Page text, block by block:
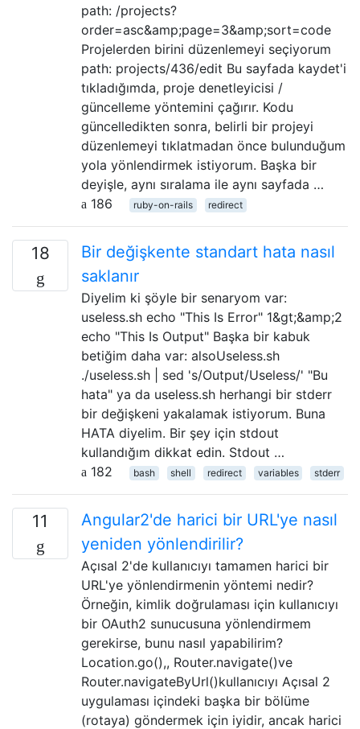
path: /projects?
order=asc&amp;page=3&amp;sort=code
Projelerden birini düzenlemeyi seçiyorum
path: projects/436/edit Bu sayfada kaydet'i
tıkladığımda, proje denetleyicisi /
güncelleme yöntemini çağırır. Kodu
güncelledikten sonra, belirli bir projeyi
düzenlemeyi tıklatmadan önce bulunduğum
yola yönlendirmek istiyorum. Başka bir
deyişle, aynı sıralama ile aynı sayfada …
186
ruby-on-rails redirect
18
Bir değişkente standart hata nasıl
saklanır
Diyelim ki şöyle bir senaryom var:
useless.sh echo "This Is Error" 1&gt;&amp;2
echo "This Is Output" Başka bir kabuk
betiğim daha var: alsoUseless.sh
./useless.sh | sed 's/Output/Useless/' "Bu
hata" ya da useless.sh herhangi bir stderr
bir değişkeni yakalamak istiyorum. Buna
HATA diyelim. Bir şey için stdout
kullandığım dikkat edin. Stdout …
182
bash shell redirect variables stderr
11
Angular2'de harici bir URL'ye nasıl
yeniden yönlendirilir?
Açısal 2'de kullanıcıyı tamamen harici bir
URL'ye yönlendirmenin yöntemi nedir?
Örneğin, kimlik doğrulaması için kullanıcıyı
bir OAuth2 sunucusuna yönlendirmem
gerekirse, bunu nasıl yapabilirim?
Location.go(),, Router.navigate()ve
Router.navigateByUrl()kullanıcıyı Açısal 2
uygulaması içindeki başka bir bölüme
(rotaya) göndermek için iyidir, ancak harici